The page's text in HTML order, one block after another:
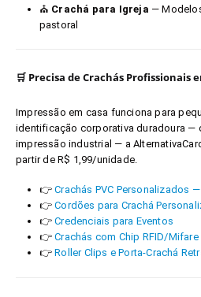
⛪ Crachá para Igreja —
pastoral
🛒 Precisa de Crachás Profissionais
Impressão em casa funciona para
identificação corporativa duradoura —
impressão industrial — a
partir de R$ 1,99/unidade.
👉Crachás PVC Personalizados
👉Cordões para Crachá
👉Credenciais para Eventos
👉Crachás com Chip RFID/Mifare
👉Roller Clips e Porta-Crachá